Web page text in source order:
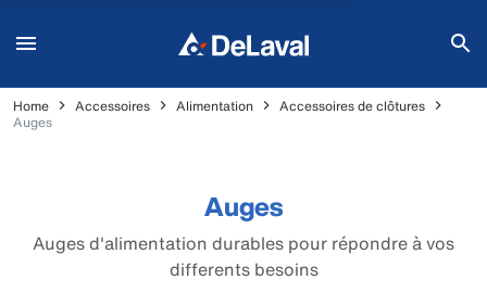
Home Accessoires Alimentation
Accessoires de clôtures
Auges
Auges
Auges d'alimentation durables pour répondre à vos
differents besoins